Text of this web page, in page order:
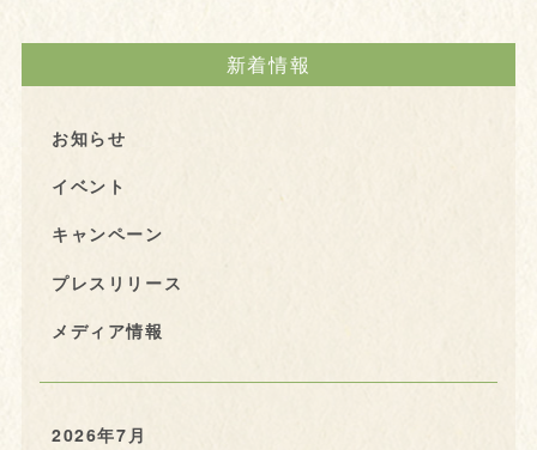
新着情報
お知らせ
イベント
キャンペーン
プレスリリース
メディア情報
2026年7月